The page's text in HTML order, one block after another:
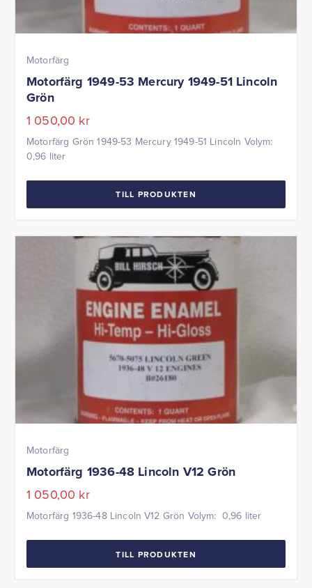
Motorfärg
Motorfärg 1949-53 Mercury 1949-51 Lincoln
Grön
1 050,00 kr
Motorfärg Grön 1949-53 Mercury 1949-51 Lincoln Volym:
0,96 liter
TILL PRODUKTEN
Motorfärg
Motorfärg 1936-48 Lincoln V12 Grön
1 050,00 kr
Motorfärg 1936-48 Lincoln V12 Grön Volym: 0,96 liter
TILL PRODUKTEN